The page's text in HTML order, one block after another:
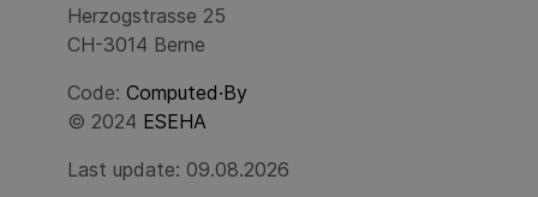
Herzogstrasse 25
CH-3014 Berne
Code: Computed·By
© 2024 ESEHA
Last update: 09.08.2026